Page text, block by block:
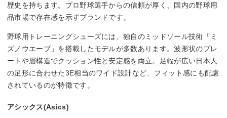
歴史を持ちます。プロ野球選手からの信頼が厚く、国内の野球用
品市場で存在感を示すブランドです。
野球用トレーニングシューズには、独自のミッドソール技術「ミ
ズノウエーブ」を搭載したモデルが多数あります。波形状のプレ
ートや層構造でクッション性と安定感を両立。足幅が広い日本人
の足形に合わせた3E相当のワイド設計など、フィット感にも配慮
されているのが特徴です。
アシックス(Asics)